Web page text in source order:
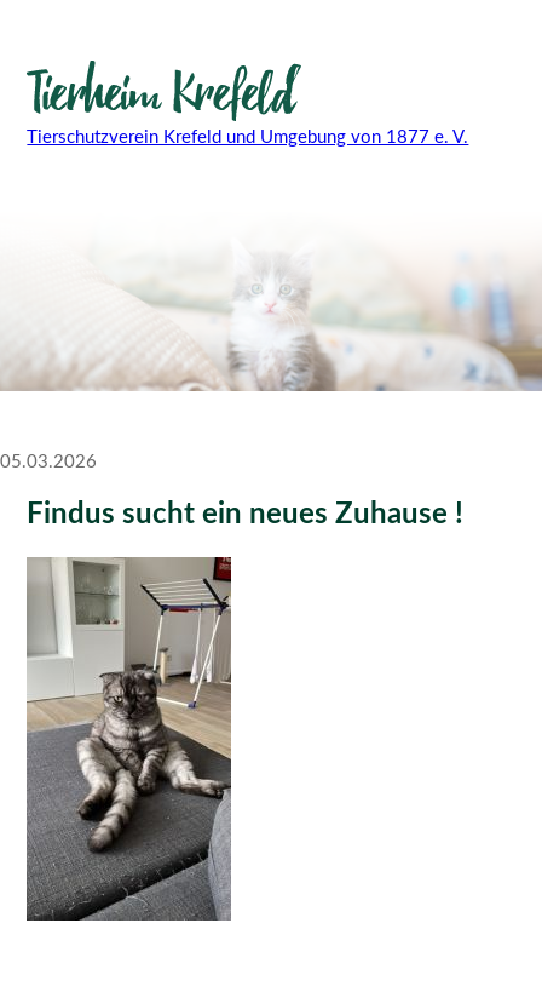
Tierschutzverein Krefeld und Umgebung von 1877 e. V.
05.03.2026
Findus sucht ein neues Zuhause !